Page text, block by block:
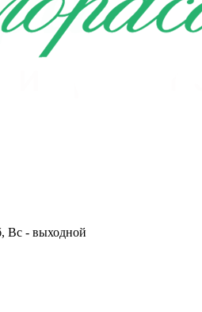
Вс - выходной